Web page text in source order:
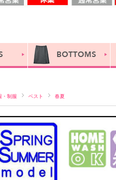
・制服 ベスト 春夏